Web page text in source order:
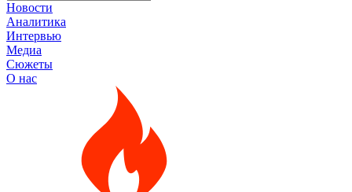
Новости
Аналитика
Интервью
Медиа
Сюжеты
О нас